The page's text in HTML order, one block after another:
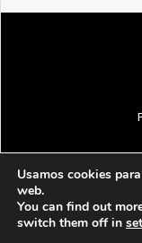
© 1997 - 2026
Usamos cookies
web.
You can find out
switch them off in